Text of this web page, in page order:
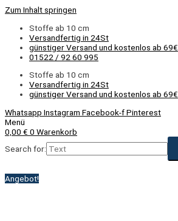
Zum Inhalt springen
Stoffe ab 10 cm
Versandfertig in 24St
günstiger Versand und kostenlos ab 69€
01522 / 92 60 995
Stoffe ab 10 cm
Versandfertig in 24St
günstiger Versand und kostenlos ab 69€
Whatsapp Instagram Facebook-fPinterest
Menü
0,00 € 0 Warenkorb
Search for:
Angebot!